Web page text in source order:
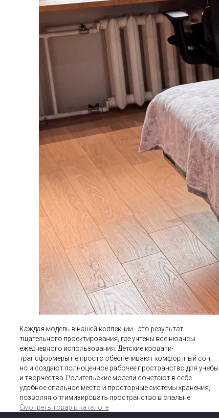
Каждая модель в нашей коллекции - это результат
тщательного проектирования, где учтены все нюансы
ежедневного использования. Детские кровати-
трансформеры не просто обеспечивают комфортный сон,
но и создают полноценное рабочее пространство для учебы
и творчества. Родительские модели сочетают в себе
удобное спальное место и просторные системы хранения,
позволяя оптимизировать пространство в спальне.
Смотреть товар в каталоге